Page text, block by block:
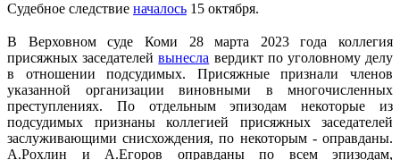
Судебное следствие началось 15 октября.
В Верховном суде Коми 28 марта 2023 года коллегия
присяжных заседателейвынесла вердикт по уголовному делу
в отношении подсудимых. Присяжные признали членов
указанной организации виновными в многочисленных
преступлениях. По отдельным эпизодам некоторые из
подсудимых признаны коллегией присяжных заседателей
заслуживающими снисхождения, по некоторым - оправданы.
А.Рохлин и А.Егоров оправданы по всем эпизодам,